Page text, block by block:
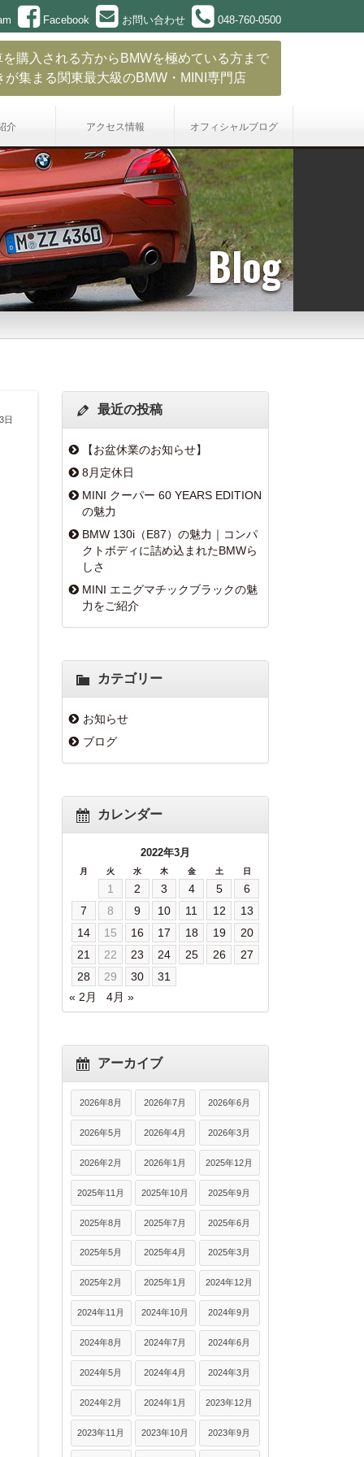
Facebook お問い合わせ 048-760-0500
購入される方からBMWを極めている方まで
が集まる関東最大級のBMW・MINI専門店
介 アクセス情報 オフィシャルブログ
Blog
日
最近の投稿
【お盆休業のお知らせ】
8月定休日
MINI クーパー 60 YEARS EDITION
の魅力
BMW 130i（E87）の魅力｜コンパ
クトボディに詰め込まれたBMWら
しさ
MINI エニグマチックブラックの魅
力をご紹介
カテゴリー
お知らせ
ブログ
カレンダー
2022年3月
月 火 水 木 金 土 日
1 2 3 4 5
6
7
8 9 10 11 12
13
14
15 16 17 18 19
20
21
22 23 24 25 26
27
28
29 30
31
« 2月
4月 »
アーカイブ
2026年8月 2026年7月 2026年6月
2026年5月 2026年4月 2026年3月
2026年2月 2026年1月 2025年12月
2025年11月 2025年10月 2025年9月
2025年8月 2025年7月 2025年6月
2025年5月 2025年4月 2025年3月
2025年2月 2025年1月 2024年12月
2024年11月 2024年10月 2024年9月
2024年8月 2024年7月 2024年6月
2024年5月 2024年4月 2024年3月
2024年2月 2024年1月 2023年12月
2023年11月 2023年10月 2023年9月